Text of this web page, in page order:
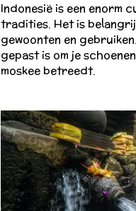
Indonesië is een enorm
tradities. Het is
gewoonten en
gepast is om je
moskee betreedt.